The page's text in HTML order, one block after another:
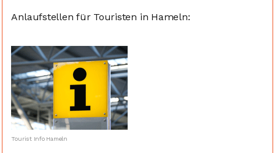
Anlaufstellen für Touristen in Hameln:
Tourist Info Hameln